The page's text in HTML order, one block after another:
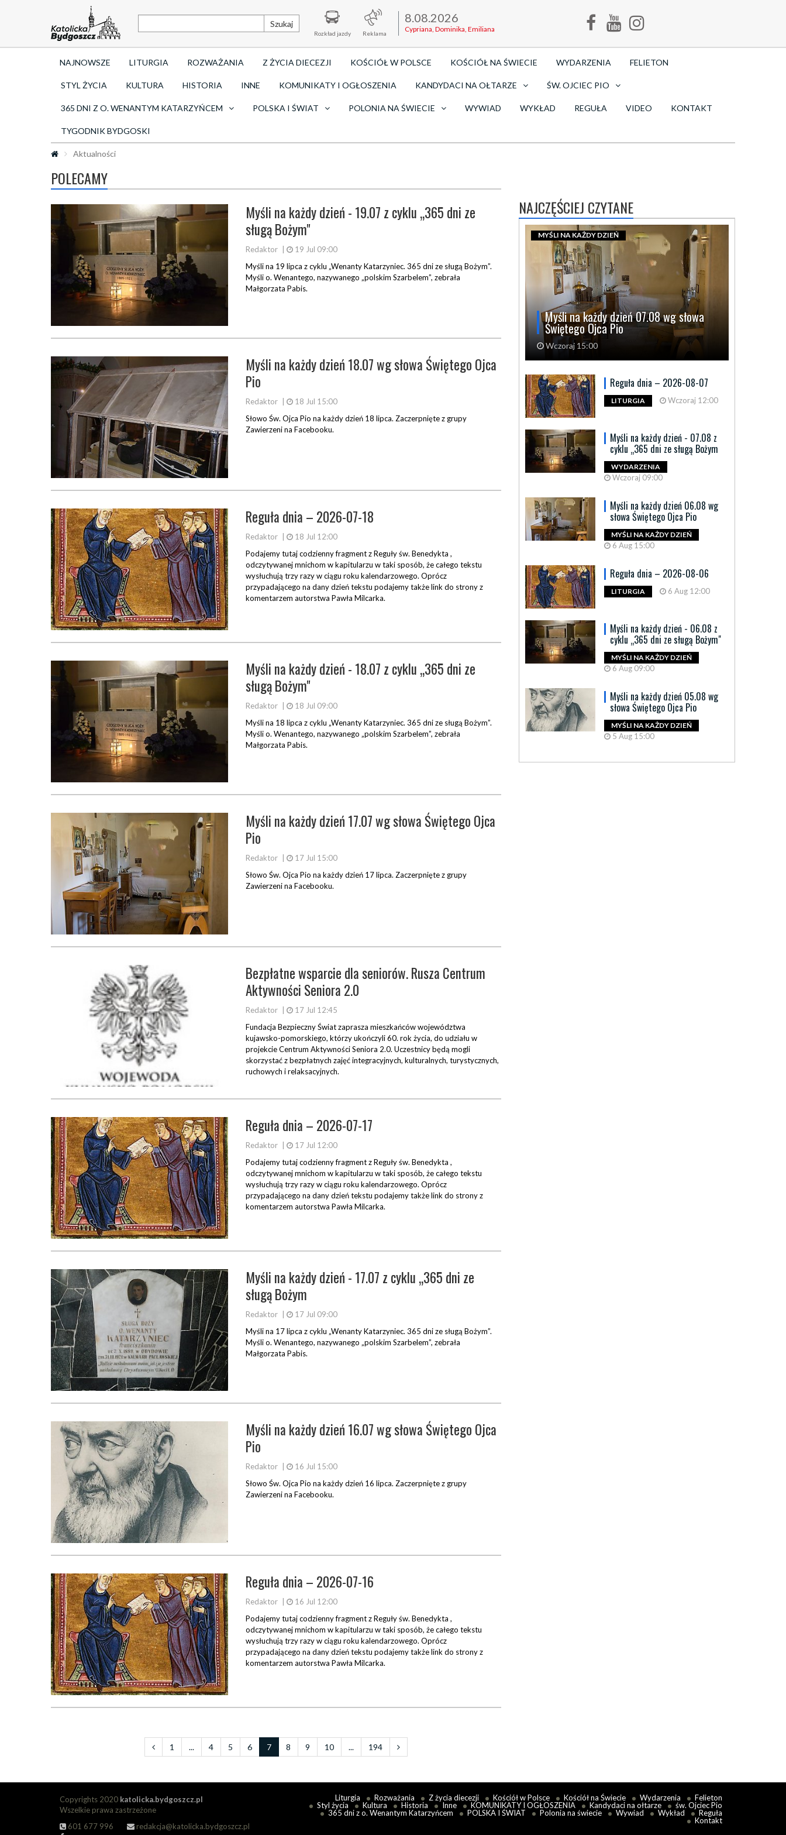
Szukaj
Rozkład jazdy Reklama
8.08.2026
Cypriana, Dominika, Emiliana
NAJNOWSZE LITURGIA ROZWAŻANIA Z ŻYCIA DIECEZJI KOŚCIÓŁ W POLSCE KOŚCIÓŁ NA ŚWIECIE WYDARZENIA FELIETON
STYL ŻYCIA KULTURA HISTORIA INNE KOMUNIKATY I OGŁOSZENIA KANDYDACI NA OŁTARZE ŚW. OJCIEC PIO
365 DNI Z O. WENANTYM KATARZYŃCEM POLSKA I ŚWIAT POLONIA NA ŚWIECIE WYWIAD WYKŁAD REGUŁA VIDEO KONTAKT
TYGODNIK BYDGOSKI
Aktualności
POLECAMY
Myśli na każdy dzień - 19.07 z cyklu „365 dni ze
sługą Bożym"
Redaktor |
19 Jul 09:00
Myśli na 19 lipca z cyklu „Wenanty Katarzyniec. 365 dni ze sługą Bożym”.
Myśli o. Wenantego, nazywanego „polskim Szarbelem”, zebrała
Małgorzata Pabis.
Myśli na każdy dzień 18.07 wg słowa Świętego Ojca
Pio
Redaktor |
18 Jul 15:00
Słowo Św. Ojca Pio na każdy dzień 18 lipca. Zaczerpnięte z grupy
Zawierzeni na Facebooku.
Reguła dnia – 2026-07-18
Redaktor |
18 Jul 12:00
Podajemy tutaj codzienny fragment z Reguły św. Benedykta ,
odczytywanej mnichom w kapitularzu w taki sposób, że całego tekstu
wysłuchują trzy razy w ciągu roku kalendarzowego. Oprócz
przypadającego na dany dzień tekstu podajemy także link do strony z
komentarzem autorstwa Pawła Milcarka.
Myśli na każdy dzień - 18.07 z cyklu „365 dni ze
sługą Bożym"
Redaktor |
18 Jul 09:00
Myśli na 18 lipca z cyklu „Wenanty Katarzyniec. 365 dni ze sługą Bożym”.
Myśli o. Wenantego, nazywanego „polskim Szarbelem”, zebrała
Małgorzata Pabis.
Myśli na każdy dzień 17.07 wg słowa Świętego Ojca
Pio
Redaktor |
17 Jul 15:00
Słowo Św. Ojca Pio na każdy dzień 17 lipca. Zaczerpnięte z grupy
Zawierzeni na Facebooku.
Bezpłatne wsparcie dla seniorów. Rusza Centrum
Aktywności Seniora 2.0
Redaktor |
17 Jul 12:45
Fundacja Bezpieczny Świat zaprasza mieszkańców województwa
kujawsko-pomorskiego, którzy ukończyli 60. rok życia, do udziału w
projekcie Centrum Aktywności Seniora 2.0. Uczestnicy będą mogli
skorzystać z bezpłatnych zajęć integracyjnych, kulturalnych, turystycznych,
ruchowych i relaksacyjnych.
Reguła dnia – 2026-07-17
Redaktor |
17 Jul 12:00
Podajemy tutaj codzienny fragment z Reguły św. Benedykta ,
odczytywanej mnichom w kapitularzu w taki sposób, że całego tekstu
wysłuchują trzy razy w ciągu roku kalendarzowego. Oprócz
przypadającego na dany dzień tekstu podajemy także link do strony z
komentarzem autorstwa Pawła Milcarka.
Myśli na każdy dzień - 17.07 z cyklu „365 dni ze
sługą Bożym
Redaktor |
17 Jul 09:00
Myśli na 17 lipca z cyklu „Wenanty Katarzyniec. 365 dni ze sługą Bożym”.
Myśli o. Wenantego, nazywanego „polskim Szarbelem”, zebrała
Małgorzata Pabis.
Myśli na każdy dzień 16.07 wg słowa Świętego Ojca
Pio
Redaktor |
16 Jul 15:00
Słowo Św. Ojca Pio na każdy dzień 16 lipca. Zaczerpnięte z grupy
Zawierzeni na Facebooku.
Reguła dnia – 2026-07-16
Redaktor |
16 Jul 12:00
Podajemy tutaj codzienny fragment z Reguły św. Benedykta ,
odczytywanej mnichom w kapitularzu w taki sposób, że całego tekstu
wysłuchują trzy razy w ciągu roku kalendarzowego. Oprócz
przypadającego na dany dzień tekstu podajemy także link do strony z
komentarzem autorstwa Pawła Milcarka.
1 ... 4 5 6 7 8 9 10 ... 194
NAJCZĘŚCIEJ CZYTANE
Myśli na każdy dzień 07.08 wg słowa
Świętego Ojca Pio
Wczoraj 15:00
MYŚLI NA KAŻDY DZIEŃ
Reguła dnia – 2026-08-07
LITURGIA Wczoraj 12:00
Myśli na każdy dzień - 07.08 z
cyklu „365 dni ze sługą Bożym
WYDARZENIA
Wczoraj 09:00
Myśli na każdy dzień 06.08 wg
słowa Świętego Ojca Pio
MYŚLI NA KAŻDY DZIEŃ
6 Aug 15:00
Reguła dnia – 2026-08-06
LITURGIA 6 Aug 12:00
Myśli na każdy dzień - 06.08 z
cyklu „365 dni ze sługą Bożym"
MYŚLI NA KAŻDY DZIEŃ
6 Aug 09:00
Myśli na każdy dzień 05.08 wg
słowa Świętego Ojca Pio
MYŚLI NA KAŻDY DZIEŃ
5 Aug 15:00
Copyrights 2020 katolicka.bydgoszcz.pl
Wszelkie prawa zastrzeżone
601 677 996
redakcja@katolicka.bydgoszcz.pl
Liturgia Rozważania Z życia diecezji Kościół w Polsce Kościół na Świecie Wydarzenia
Felieton
Styl życia
Kultura Historia Inne KOMUNIKATY I OGŁOSZENIA Kandydaci na ołtarze
św. Ojciec Pio
365 dni z o. Wenantym Katarzyńcem
POLSKA I ŚWIAT Polonia na świecie Wywiad Wykład
Reguła
Kontakt